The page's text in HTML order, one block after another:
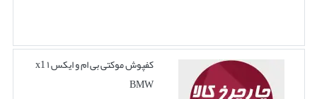
کفپوش موکتی بی ام و ایکس ۱ x1
BMW